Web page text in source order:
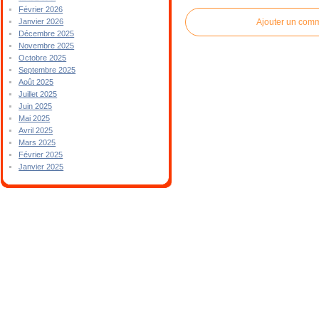
Février 2026
Janvier 2026
Décembre 2025
Novembre 2025
Octobre 2025
Septembre 2025
Août 2025
Juillet 2025
Juin 2025
Mai 2025
Avril 2025
Mars 2025
Février 2025
Janvier 2025
Ajouter un